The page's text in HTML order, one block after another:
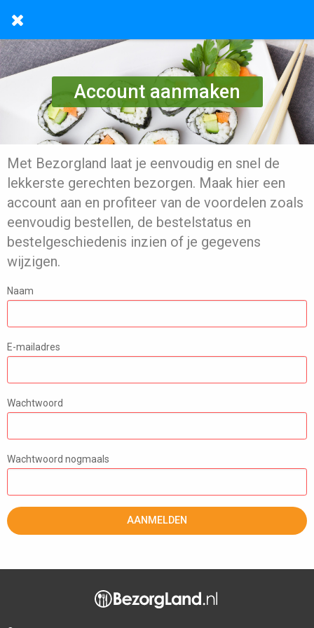
Account aanmaken
Met Bezorgland laat je eenvoudig en snel de
lekkerste gerechten bezorgen. Maak hier een
account aan en profiteer van de voordelen zoals
eenvoudig bestellen, de bestelstatus en
bestelgeschiedenis inzien of je gegevens
wijzigen.
Naam
E-mailadres
Wachtwoord
Wachtwoord nogmaals
AANMELDEN